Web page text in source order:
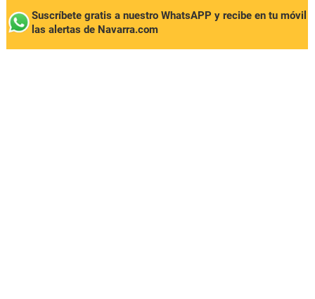
Suscríbete gratis a nuestro WhatsAPP y recibe en tu móvil
las alertas de Navarra.com